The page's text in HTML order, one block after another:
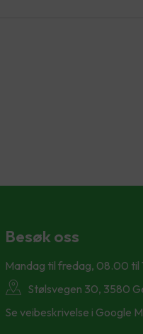
Besøk oss
Mandag til fredag, 08.00 til
Stølsvegen 30, 3580
Se veibeskrivelse i Google